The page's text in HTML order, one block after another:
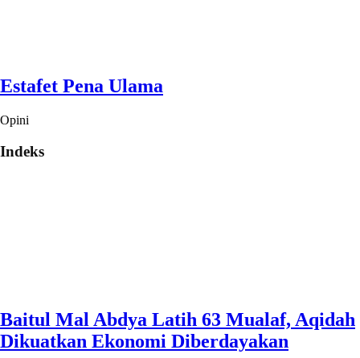
Estafet Pena Ulama
Opini
Indeks
Baitul Mal Abdya Latih 63 Mualaf, Aqidah
Dikuatkan Ekonomi Diberdayakan